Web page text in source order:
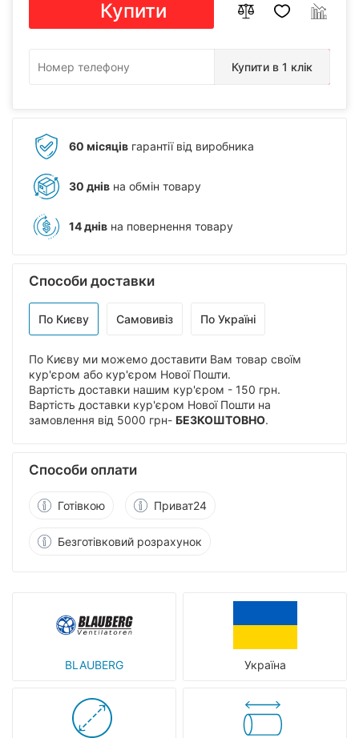
BLAUBERG Україна
Купити
Купити в 1 клік
60 місяців гарантії від виробника
30 днів на обмін товару
14 днів на повернення товару
Способи доставки
По Києву Самовивіз По Україні
По Києву ми можемо доставити Вам товар своїм
кур'єром або кур'єром Нової Пошти.
Вартість доставки нашим кур'єром - 150 грн.
Вартість доставки кур'єром Нової Пошти на
замовлення від 5000 грн- БЕЗКОШТОВНО.
Способи оплати
Готівкою Приват24
Безготівковий розрахунок